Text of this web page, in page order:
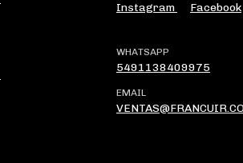
Instagram Facebook
WHATSAPP
5491138409975
EMAIL